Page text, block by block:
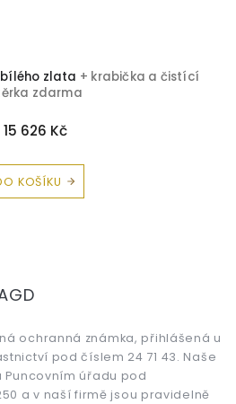
zlata + krabička a čistící
zdarma
15 626 Kč
KOŠÍKU
ochranná známka, přihlášená u
pod číslem 24 71 43. Naše
úřadu pod
a v naší firmě jsou pravidelně